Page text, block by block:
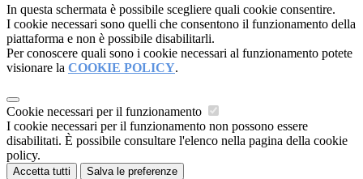
In questa schermata è possibile scegliere quali cookie consentire.
I cookie necessari sono quelli che consentono il funzionamento della
piattaforma e non è possibile disabilitarli.
Per conoscere quali sono i cookie necessari al funzionamento potete
visionare la COOKIE POLICY.
Cookie necessari per il funzionamento
I cookie necessari per il funzionamento non possono essere
disabilitati. È possibile consultare l'elenco nella pagina della cookie
policy.
Accetta tutti Salva le preferenze